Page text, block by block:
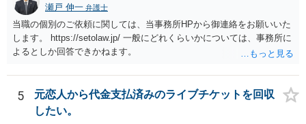
に委任するかも疑わしいのですが）も住所は明らかにしないでしょ
う。 何か本人を示す事実（振込先などの情報）から、相手の住所等の
情報を割り出していくしかないように思えます。 以上、ご参考まで。
瀬戸 伸一 弁護士
当職の個別のご依頼に関しては、当事務所HPから御連絡をお願いいた
します。 https://setolaw.jp/ 一般にどれくらいかについては、事務所に
よるとしか回答できかねます。
5
元恋人から代金支払済みのライブチケットを回収
したい。